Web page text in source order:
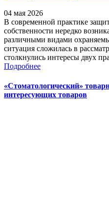
04 мая 2026
В современной практике
собственности нередко
различными видами
ситуация сложилась в
столкнулись интересы двух
Подробнее
«Стоматологический»
интересующих товаров